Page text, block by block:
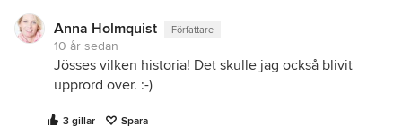
Anna Holmquist Författare
10 år sedan
Jösses vilken historia! Det skulle jag också blivit
upprörd över. :-)
3 gillar Spara